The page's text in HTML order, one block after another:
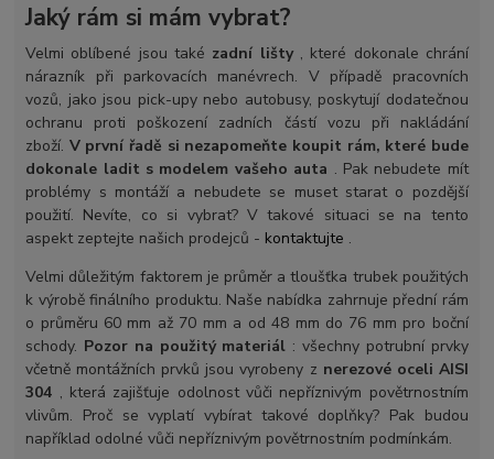
Jaký rám si mám vybrat?
Velmi oblíbené jsou také zadní lišty, které dokonale chrání
nárazník při parkovacích manévrech. V případě pracovních
vozů, jako jsou pick-upy nebo autobusy, poskytují dodatečnou
ochranu proti poškození zadních částí vozu při nakládání
zboží. V první řadě si nezapomeňte koupit rám, které bude
dokonale ladit s modelem vašeho auta . Pak nebudete mít
problémy s montáží a nebudete se muset starat o pozdější
použití. Nevíte, co si vybrat? V takové situaci se na tento
aspekt zeptejte našich prodejců - kontaktujte .
Velmi důležitým faktorem je průměr a tloušťka trubek použitých
k výrobě finálního produktu. Naše nabídka zahrnuje přední rám
o průměru 60 mm až 70 mm a od 48 mm do 76 mm pro boční
schody. Pozor na použitý materiál : všechny potrubní prvky
včetně montážních prvků jsou vyrobeny z nerezové oceli AISI
304 , která zajišťuje odolnost vůči nepříznivým povětrnostním
vlivům. Proč se vyplatí vybírat takové doplňky? Pak budou
například odolné vůči nepříznivým povětrnostním podmínkám.